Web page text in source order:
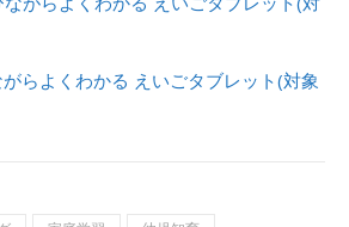
らよくわかる えいごタブレット(対象